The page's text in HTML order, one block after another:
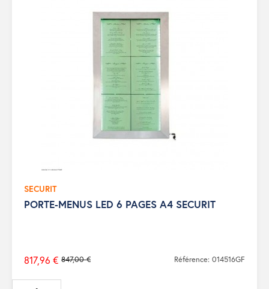
SECURIT
PORTE-MENUS LED 6 PAGES A4 SECURIT
Prix
de
847,00 €
817,96 € Référence: 014516GF